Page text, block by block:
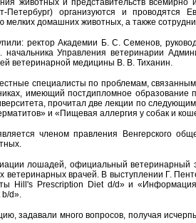
животных и представительств всемирно
организуются и проводятся
домашних животных, а также
ректор Академии Б. С. Семенов,
Управления ветеринарии
ветеринарной медицины В. В. Тиханин.
специалисты по проблемам,
имеющий постдипломное
прочитал две лекции по
и «Пищевая аллергия у собак и
членом правления Венгерского
лошадей, официальный ветеринарный
ветеринарных врачей. В выступлении Г.
Hill's Prescription Diet d/d» и
b/d».
задавали много вопросов, получая